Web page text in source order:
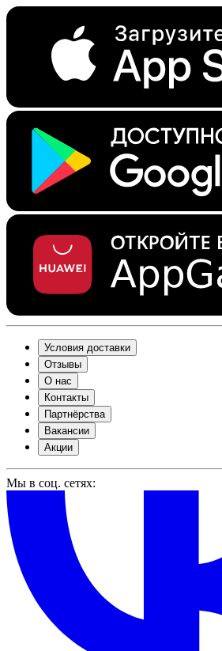
Условия доставки
Отзывы
О нас
Контакты
Партнёрства
Вакансии
Акции
Мы в соц. сетях: